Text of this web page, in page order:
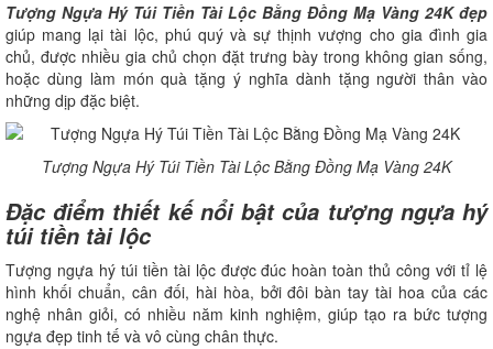
Tượng Ngựa Hý Túi Tiền Tài Lộc Bằng Đồng Mạ Vàng 24K đẹp
giúp mang lại tài lộc, phú quý và sự thịnh vượng cho gia đình gia
chủ, được nhiều gia chủ chọn đặt trưng bày trong không gian sống,
hoặc dùng làm món quà tặng ý nghĩa dành tặng người thân vào
những dịp đặc biệt.
Tượng Ngựa Hý Túi Tiền Tài Lộc Bằng Đồng Mạ Vàng 24K
Đặc điểm thiết kế nổi bật của tượng ngựa hý
túi tiền tài lộc
Tượng ngựa hý túi tiền tài lộc được đúc hoàn toàn thủ công với tỉ lệ
hình khối chuẩn, cân đối, hài hòa, bởi đôi bàn tay tài hoa của các
nghệ nhân giỏi, có nhiều năm kinh nghiệm, giúp tạo ra bức tượng
ngựa đẹp tinh tế và vô cùng chân thực.